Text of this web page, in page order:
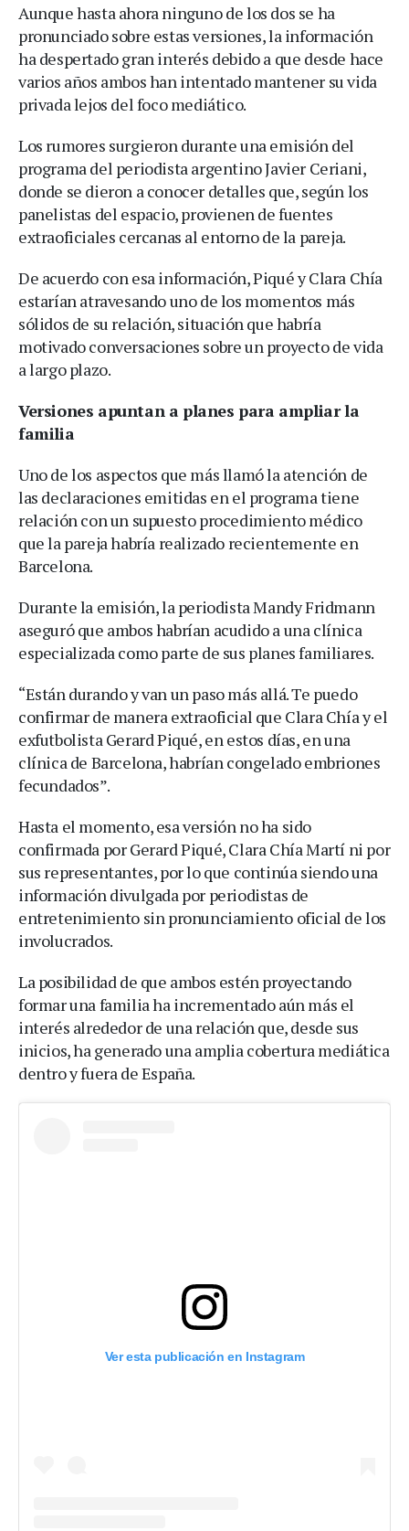
Aunque hasta ahora ninguno de los dos se ha
pronunciado sobre estas versiones, la información
ha despertado gran interés debido a que desde hace
varios años ambos han intentado mantener su vida
privada lejos del foco mediático.
Los rumores surgieron durante una emisión del
programa del periodista argentino Javier Ceriani,
donde se dieron a conocer detalles que, según los
panelistas del espacio, provienen de fuentes
extraoficiales cercanas al entorno de la pareja.
De acuerdo con esa información, Piqué y Clara Chía
estarían atravesando uno de los momentos más
sólidos de su relación, situación que habría
motivado conversaciones sobre un proyecto de vida
a largo plazo.
Versiones apuntan a planes para ampliar la
familia
Uno de los aspectos que más llamó la atención de
las declaraciones emitidas en el programa tiene
relación con un supuesto procedimiento médico
que la pareja habría realizado recientemente en
Barcelona.
Durante la emisión, la periodista Mandy Fridmann
aseguró que ambos habrían acudido a una clínica
especializada como parte de sus planes familiares.
“Están durando y van un paso más allá. Te puedo
confirmar de manera extraoficial que Clara Chía y el
exfutbolista Gerard Piqué, en estos días, en una
clínica de Barcelona, habrían congelado embriones
fecundados”.
Hasta el momento, esa versión no ha sido
confirmada por Gerard Piqué, Clara Chía Martí ni por
sus representantes, por lo que continúa siendo una
información divulgada por periodistas de
entretenimiento sin pronunciamiento oficial de los
involucrados.
La posibilidad de que ambos estén proyectando
formar una familia ha incrementado aún más el
interés alrededor de una relación que, desde sus
inicios, ha generado una amplia cobertura mediática
dentro y fuera de España.
Ver esta publicación en Instagram